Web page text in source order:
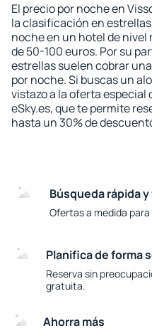
El precio por noche en
la clasificación en
noche en un hotel de
de 50-100 euros. Por su
estrellas suelen cobrar
por noche. Si buscas un
vistazo a la oferta especial
eSky.es, que te permite
hasta un 30% de
Búsqueda rápida
Ofertas a medida
Planifica de forma
Reserva sin
gratuita.
Ahorra más